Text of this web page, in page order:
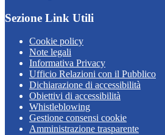
Sezione Link Utili
Cookie policy
Note legali
Informativa Privacy
Ufficio Relazioni con il Pubblico
Dichiarazione di accessibilità
Obiettivi di accessibilità
Whistleblowing
Gestione consensi cookie
Amministrazione trasparente